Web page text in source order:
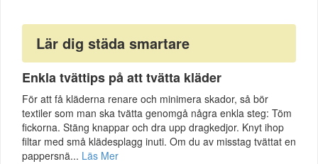
Lär dig städa smartare
Enkla tvättips på att tvätta kläder
För att få kläderna renare och minimera skador, så bör
textiler som man ska tvätta genomgå några enkla steg: Töm
fickorna. Stäng knappar och dra upp dragkedjor. Knyt ihop
filtar med små klädesplagg inuti. Om du av misstag tvättat en
pappersnä... Läs Mer